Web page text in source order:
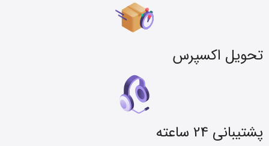
تحویل اکسپرس
پشتیبانی 24 ساعته